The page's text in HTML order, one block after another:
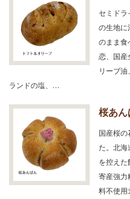
セミドラ
の生地に
のまま食
恋、国産
リーブ
ランドの塩、…
桜あ
国産桜
た。北海
を控え
寄産強力
料不使用